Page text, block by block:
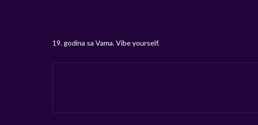
19. godina sa Vama. Vibe yourself.